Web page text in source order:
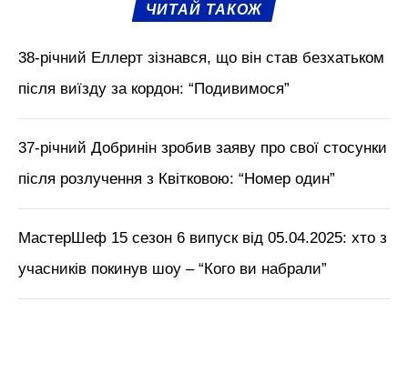
ЧИТАЙ ТАКОЖ
38-річний Еллерт зізнався, що він став безхатьком
після виїзду за кордон: “Подивимося”
37-річний Добринін зробив заяву про свої стосунки
після розлучення з Квітковою: “Номер один”
МастерШеф 15 сезон 6 випуск від 05.04.2025: хто з
учасників покинув шоу – “Кого ви набрали”